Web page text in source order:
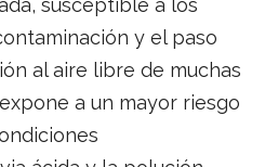
susceptible a los
y el paso
al aire libre de muchas
a un mayor riesgo